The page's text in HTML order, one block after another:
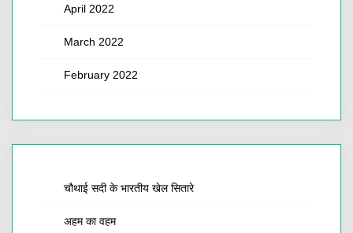
April 2022
March 2022
February 2022
चौथाई सदी के भारतीय खेल सितारे
अहम का वहम